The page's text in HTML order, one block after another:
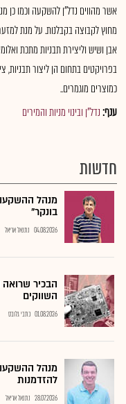
אשר מהווים נדל"ן להשקעה וכמו כן
מחוץ לקבוצה בקבלנות. על מנת
אבן ושיש וליצירת תבניות מתכת
בפרויקטים בתחום הן ליצור תבניות,
כמוצרים מוגמרים..
ענף:נדל"ן ובינוי מניות והמירים
חדשות
מנהל
בונקר"
04.08.2026 נתנאל אריאל
הבכיר
השווקים
01.08.2026 כתבי גלובס
מנהל
להזדמנות
28.07.2026 נתנאל אריאל